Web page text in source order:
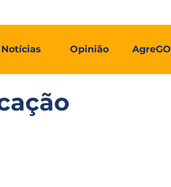
Notícias AgreGO
Opinião